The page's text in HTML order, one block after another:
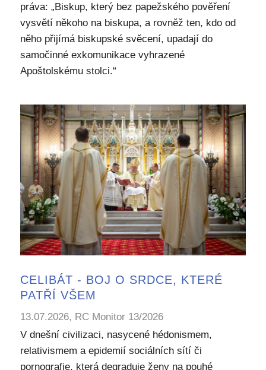
práva: „Biskup, který bez papežského pověření
vysvětí někoho na biskupa, a rovněž ten, kdo od
něho přijímá biskupské svěcení, upadají do
samočinné exkomunikace vyhrazené
Apoštolskému stolci.“
CELIBÁT - BOJ O SRDCE, KTERÉ
PATŘÍ VŠEM
13.07.2026, RC Monitor 13/2026
V dnešní civilizaci, nasycené hédonismem,
relativismem a epidemií sociálních sítí či
pornografie, která degraduje ženy na pouhé